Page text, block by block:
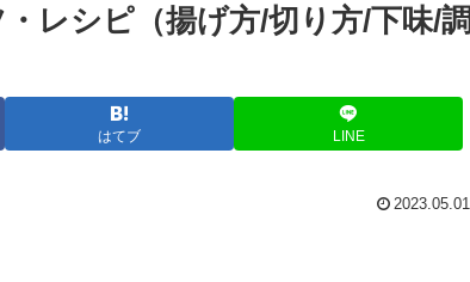
レシピ（揚げ方/切り方/下味/調
はてブ LINE
2023.05.01